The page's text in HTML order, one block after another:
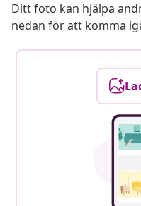
Ditt foto kan hjälpa
nedan för att komma